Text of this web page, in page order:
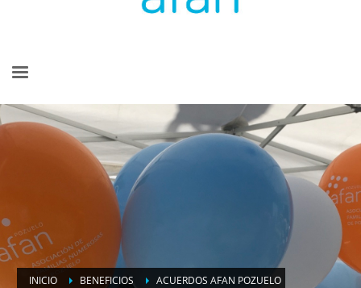
INICIO BENEFICIOS
ACUERDOS AFAN POZUELO